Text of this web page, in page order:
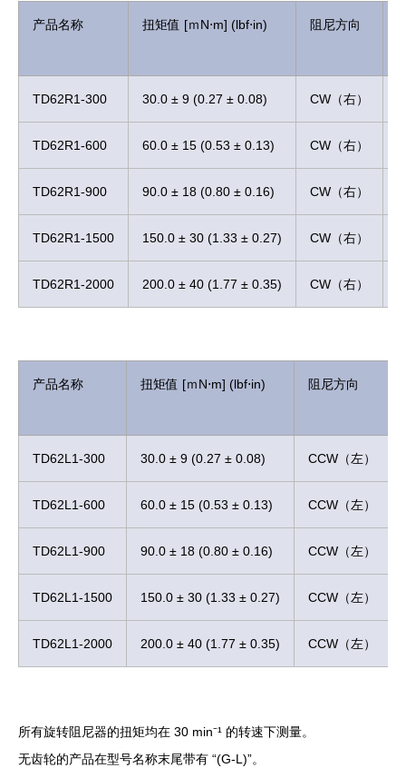
产品名称 扭矩值 [ｍN⋅m] (lbf⋅in) 阻尼方向
TD62R1-300 30.0 ± 9 (0.27 ± 0.08) CW（右）
TD62R1-600 60.0 ± 15 (0.53 ± 0.13) CW（右）
TD62R1-900 90.0 ± 18 (0.80 ± 0.16) CW（右）
TD62R1-1500 150.0 ± 30 (1.33 ± 0.27) CW（右）
TD62R1-2000 200.0 ± 40 (1.77 ± 0.35) CW（右）
产品名称 扭矩值 [ｍN⋅m] (lbf⋅in) 阻尼方向
TD62L1-300 30.0 ± 9 (0.27 ± 0.08) CCW（左）
TD62L1-600 60.0 ± 15 (0.53 ± 0.13) CCW（左）
TD62L1-900 90.0 ± 18 (0.80 ± 0.16) CCW（左）
TD62L1-1500 150.0 ± 30 (1.33 ± 0.27) CCW（左）
TD62L1-2000 200.0 ± 40 (1.77 ± 0.35) CCW（左）
所有旋转阻尼器的扭矩均在 30 min⁻¹ 的转速下测量。
无齿轮的产品在型号名称末尾带有 “(G-L)”。